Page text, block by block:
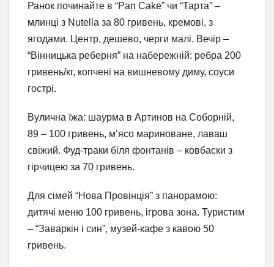
Ранок починайте в “Pan Cake” чи “Тарта” –
млинці з Nutella за 80 гривень, кремові, з
ягодами. Центр, дешево, черги малі. Вечір –
“Вінницька реберня” на набережній: ребра 200
гривень/кг, копчені на вишневому диму, соуси
гострі.
Вулична їжа: шаурма в Артинов на Соборній,
89 – 100 гривень, м’ясо мариноване, лаваш
свіжий. Фуд-траки біля фонтанів – ковбаски з
гірчицею за 70 гривень.
Для сімей “Нова Провінція” з панорамою:
дитячі меню 100 гривень, ігрова зона. Туристим
– “Заваркін і син”, музей-кафе з кавою 50
гривень.